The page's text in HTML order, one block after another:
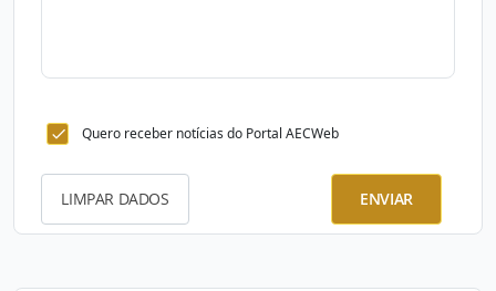
Quero receber notícias do Portal AECWeb
LIMPAR DADOS ENVIAR